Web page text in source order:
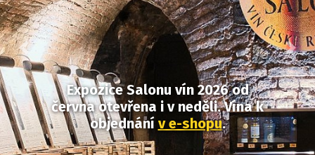
Expozice Salonu vín 2026od
června otevřena i v neděli.Vína k
objednání v e-shopu.
Předchozí Další